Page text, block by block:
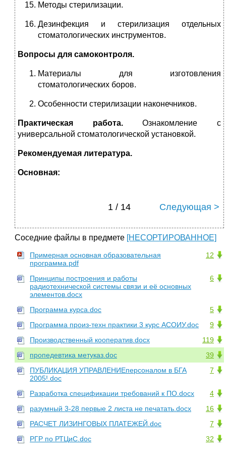
Методы стерилизации.
Дезинфекция и стерилизация отдельных
стоматологических инструментов.
Вопросы для самоконтроля.
Материалы для изготовления
стоматологических боров.
Особенности стерилизации наконечников.
Практическая работа.Ознакомление с
универсальной стоматологической установкой.
Рекомендуемая литература.
Основная:
1 / 14 Следующая >
Соседние файлы в предмете [НЕСОРТИРОВАННОЕ]
12
Примерная основная образовательная
программа.pdf
6
Принципы построения и работы
радиотехнической системы связи и её основных
элементов.docx
5
Программа курса.doc
9
Программа произ-техн практики 3 курс АСОИУ.doc
119
Производственный кооператив.docx
39
пропедевтика метуказ.doc
7
ПУБЛИКАЦИЯ УПРАВЛЕНИЕперсоналом в БГА
2005!.doc
4
Разработка спецификации требований к ПО.docx
16
разумный 3-28 первые 2 листа не печатать.docx
7
РАСЧЕТ ЛИЗИНГОВЫХ ПЛАТЕЖЕЙ.doc
32
РГР по РТЦиС.doc